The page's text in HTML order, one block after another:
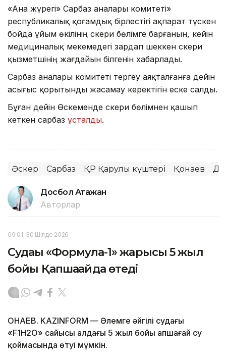
«Ана жүрегі» Сарбаз аналары комитеті»
республикалық қоғамдық бірлестігі ақпарат түскен
бойда ұйым өкілінің әскери бөлімге барғанын, кейін
медициналық мекемедегі зардап шеккен әскери
қызметшінің жағдайын білгенін хабарлады.
Сарбаз аналары комитеті тергеу аяқталғанға дейін
асығыс қорытынды жасамау керектігін еске салды.
Бұған дейін Өскеменде әскери бөлімнен қашып
кеткен сарбаз ұсталды.
Әскер Сарбаз ҚР Қарулы күштері Қонаев
Досбол Атажан
Авторлар
09:01, 30 Шілде 2026
Судағы «Формула-1» жарысы 5 жыл
бойы Қапшағайда өтеді
ҚОНАЕВ. KAZINFORM — Әлемге әйгілі судағы
«F1H2O» сайысы алдағы 5 жыл бойы Қапшағай су
қоймасында өтуі мүмкін.